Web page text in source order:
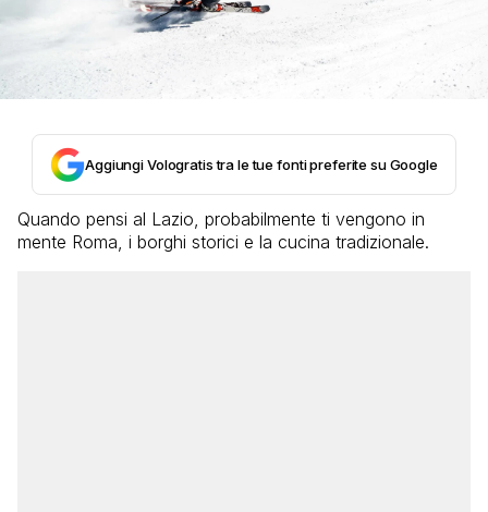
Aggiungi Vologratis tra le tue fonti preferite su Google
Quando pensi al Lazio, probabilmente ti vengono in
mente Roma, i borghi storici e la cucina tradizionale.